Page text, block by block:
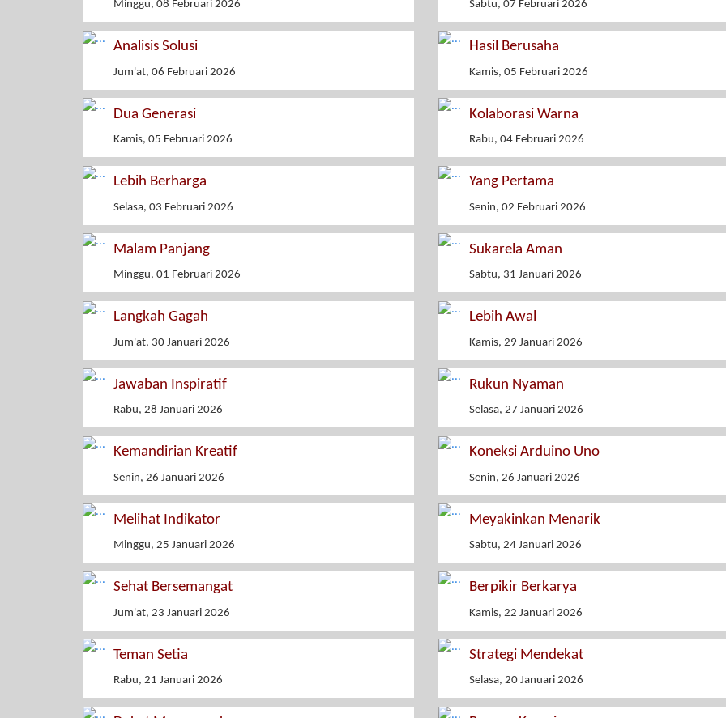
Minggu, 08 Februari 2026 Sabtu, 07 Februari 2026
Analisis Solusi
Jum'at, 06 Februari 2026
Hasil Berusaha
Kamis, 05 Februari 2026
Dua Generasi
Kamis, 05 Februari 2026
Kolaborasi Warna
Rabu, 04 Februari 2026
Lebih Berharga
Selasa, 03 Februari 2026
Yang Pertama
Senin, 02 Februari 2026
Malam Panjang
Minggu, 01 Februari 2026
Sukarela Aman
Sabtu, 31 Januari 2026
Langkah Gagah
Jum'at, 30 Januari 2026
Lebih Awal
Kamis, 29 Januari 2026
Jawaban Inspiratif
Rabu, 28 Januari 2026
Rukun Nyaman
Selasa, 27 Januari 2026
Kemandirian Kreatif
Senin, 26 Januari 2026
Koneksi Arduino Uno
Senin, 26 Januari 2026
Melihat Indikator
Minggu, 25 Januari 2026
Meyakinkan Menarik
Sabtu, 24 Januari 2026
Sehat Bersemangat
Jum'at, 23 Januari 2026
Berpikir Berkarya
Kamis, 22 Januari 2026
Teman Setia
Rabu, 21 Januari 2026
Strategi Mendekat
Selasa, 20 Januari 2026